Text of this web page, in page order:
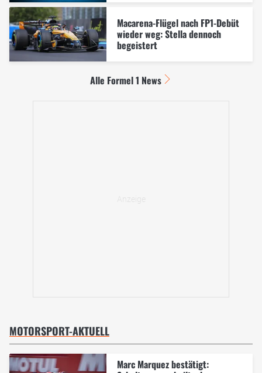
Macarena-Flügel nach FP1-Debüt
wieder weg: Stella dennoch
begeistert
Alle Formel 1 News
MOTORSPORT-AKTUELL
Marc Marquez bestätigt: